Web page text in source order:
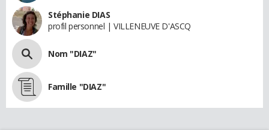
Stéphanie DIAS
profil personnel | VILLENEUVE D'ASCQ
Nom "DIAZ"
Famille "DIAZ"